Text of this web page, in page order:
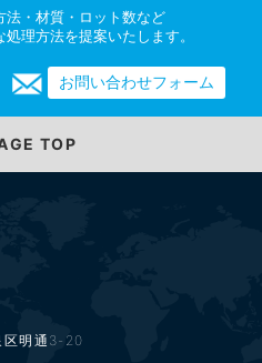
法・材質・ロット数など
理方法を提案いたします。
お問い合わせフォーム
TOP
区明通3-20